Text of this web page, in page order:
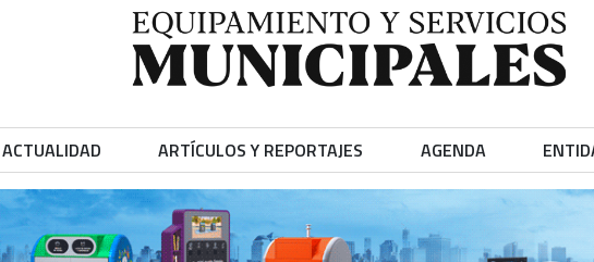
ACTUALIDAD ARTÍCULOS Y REPORTAJES AGENDA